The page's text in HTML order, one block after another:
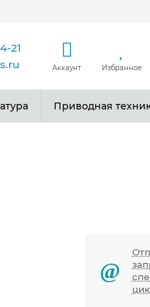
21
Аккаунт Избранное
Приводная